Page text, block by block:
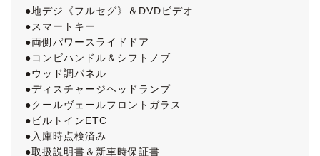
●地デジ《フルセグ》＆DVDビデオ
●スマートキー
●両側パワースライドドア
●コンビハンドル＆シフトノブ
●ウッド調パネル
●ディスチャージヘッドランプ
●クールヴェールフロントガラス
●ビルトインETC
●入庫時点検済み
●取扱説明書＆新車時保証書